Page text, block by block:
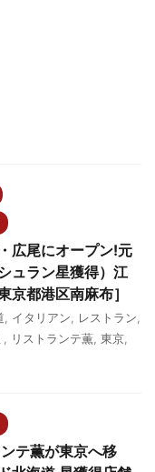
広尾にオープン!元
ュラン星獲得）江
京都港区南麻布］
, イタリアン, レストラン,
, リストランテ薫, 東京,
テ薫が東京へ移